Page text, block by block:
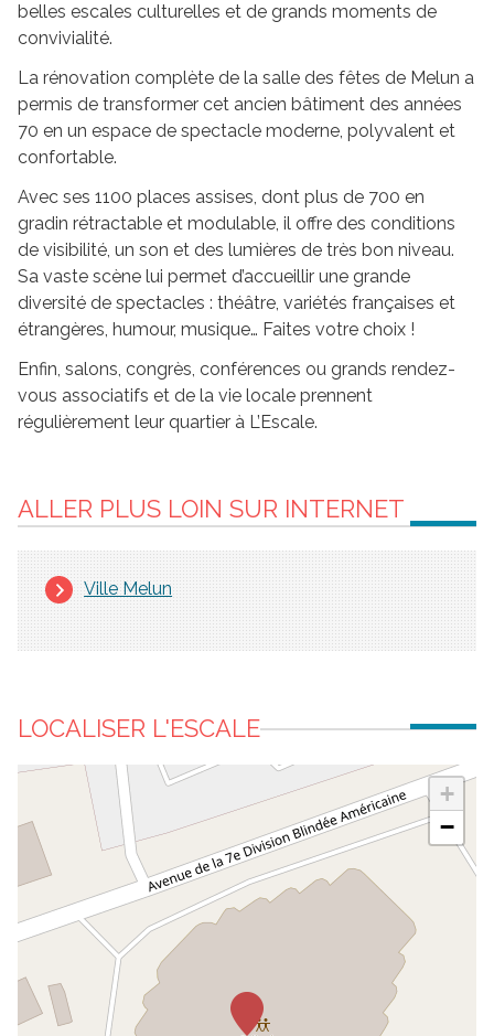
belles escales culturelles et de grands moments de
convivialité.
La rénovation complète de la salle des fêtes de Melun a
permis de transformer cet ancien bâtiment des années
70 en un espace de spectacle moderne, polyvalent et
confortable.
Avec ses 1100 places assises, dont plus de 700 en
gradin rétractable et modulable, il offre des conditions
de visibilité, un son et des lumières de très bon niveau.
Sa vaste scène lui permet d’accueillir une grande
diversité de spectacles : théâtre, variétés françaises et
étrangères, humour, musique… Faites votre choix !
Enfin, salons, congrès, conférences ou grands rendez-
vous associatifs et de la vie locale prennent
régulièrement leur quartier à L’Escale.
ALLER PLUS LOIN SUR INTERNET
Ville Melun
LOCALISER L'ESCALE
+
−